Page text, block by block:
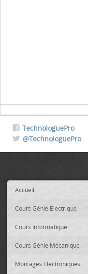
TechnologuePro
@TechnologuePro
Accueil
Cours Génie Electrique
Cours Informatique
Cours Génie Mécanique
Montages Electroniques